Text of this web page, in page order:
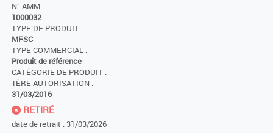
N° AMM
1000032
TYPE DE PRODUIT :
MFSC
TYPE COMMERCIAL :
Produit de référence
CATÉGORIE DE PRODUIT :
1ÈRE AUTORISATION :
31/03/2016
RETIRÉ
date de retrait : 31/03/2026